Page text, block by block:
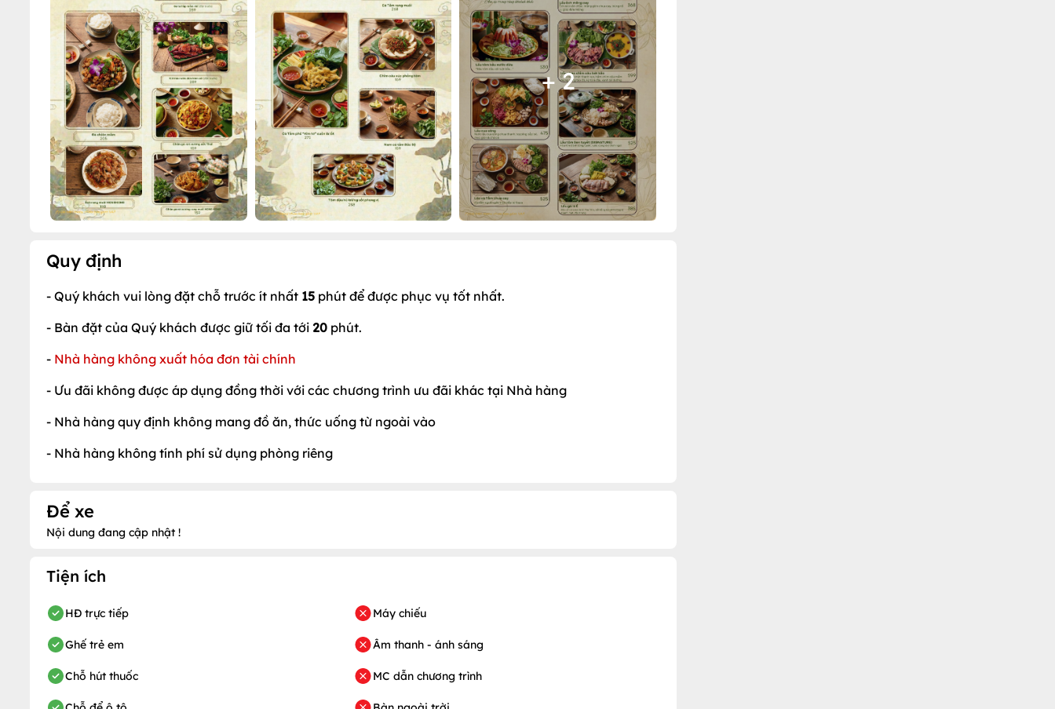
+ 2
Quy định
- Quý khách vui lòng đặt chỗ trước ít nhất 15 phút để được phục vụ tốt nhất.
- Bàn đặt của Quý khách được giữ tối đa tới 20 phút.
- Nhà hàng không xuất hóa đơn tài chính
- Ưu đãi không được áp dụng đồng thời với các chương trình ưu đãi khác tại Nhà hàng
- Nhà hàng quy định không mang đồ ăn, thức uống từ ngoài vào
- Nhà hàng không tính phí sử dụng phòng riêng
Để xe
Nội dung đang cập nhật !
Tiện ích
HĐ trực tiếp
Ghế trẻ em
Chỗ hút thuốc
Máy chiếu
Âm thanh - ánh sáng
MC dẫn chương trình